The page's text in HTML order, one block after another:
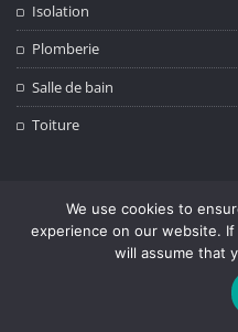
Isolation
Plomberie
Salle de bain
Toiture
aménagement
We use cookies to
experience on our website.
will assume that